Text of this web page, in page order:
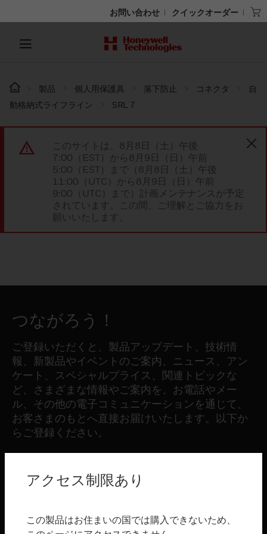
お問い合わせ クイックオーダー
製品 個人用保護具 落下防止 コネクタ
自
動格納式ライフライン
SRL 7
このサイトは、8月8日（土）午後
7:00（EST）から8月9日（日）午前
5:00（EST）まで（8月8日（土）午後
11:00（UTC）から8月9日（日）午前
9:00（UTC）まで）計画メンテナンスが予定
されています。この間、ご理解とご協力をお
願いいたします。
つながろう！
ご登録いただくと、製品アップデート、技術情
報、新製品やイベントのご案内、ニュース、アン
ケート、スペシャルプライス、関連トピックな
ど、さまざまな情報やご案内を、お電話やメー
ル、その他の電子コミュニケーションを通じて、
お客さまのもとへ直接お届けいたします。以下か
らご登録ください。
toggle view
アクセス制限あり
この製品はお住まいの国では購入できないため、